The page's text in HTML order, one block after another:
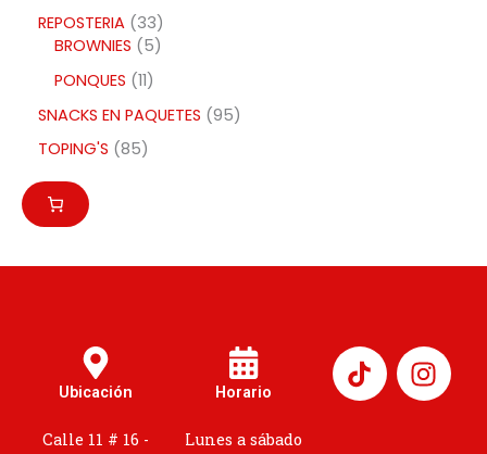
REPOSTERIA 33
BROWNIES
5
PONQUES 11
SNACKS EN PAQUETES 95
TOPING'S 85
Ubicación
Calle 11 # 16 -
Horario
Lunes a sábado
I
n
s